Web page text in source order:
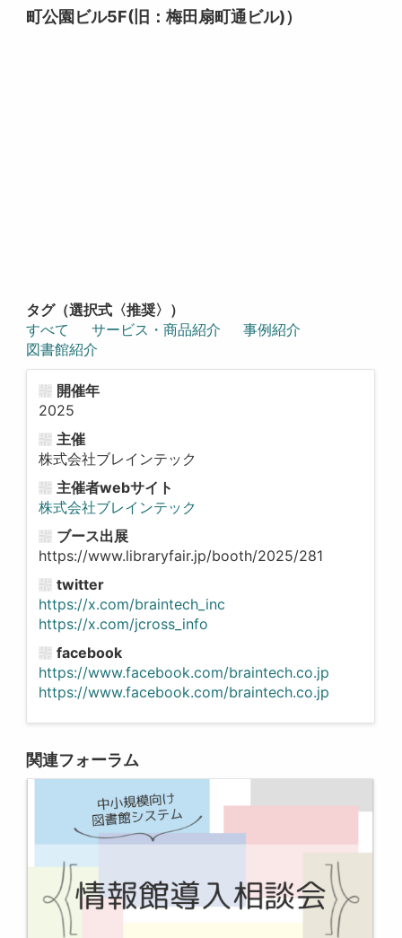
町公園ビル5F(旧：梅田扇町通ビル)）
タグ（選択式〈推奨〉）
すべて
サービス・商品紹介
事例紹介
図書館紹介
開催年
2025
主催
株式会社ブレインテック
主催者webサイト
株式会社ブレインテック
ブース出展
https://www.libraryfair.jp/booth/2025/281
twitter
https://x.com/braintech_inc
https://x.com/jcross_info
facebook
https://www.facebook.com/braintech.co.jp
https://www.facebook.com/braintech.co.jp
関連フォーラム